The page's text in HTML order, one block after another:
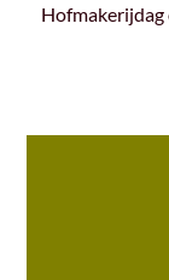
Hofmakerijdag